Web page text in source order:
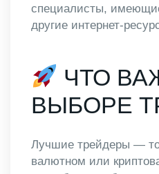
специалисты,
другие интернет-
ЧТО
ВЫБОРЕ
Лучшие трейдеры —
валютном или